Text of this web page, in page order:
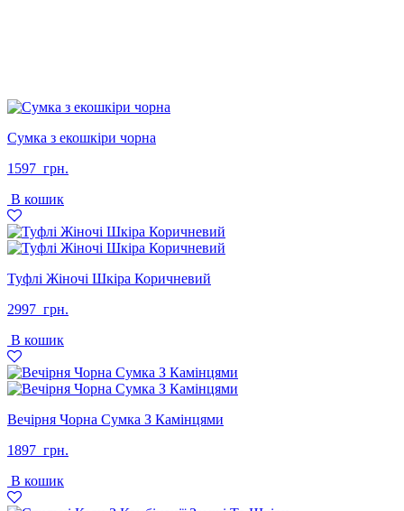
Сумка з екошкіри чорна
1597 грн.
В кошик
Туфлі Жіночі Шкіра Коричневий
2997 грн.
В кошик
Вечірня Чорна Сумка З Камінцями
1897 грн.
В кошик